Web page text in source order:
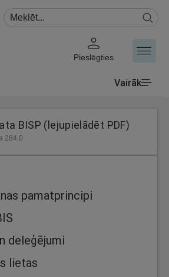
Pieslēgties
Vairāk
BISP (lejupielādēt PDF)
284.0
pamatprincipi
deleģējumi
lietas